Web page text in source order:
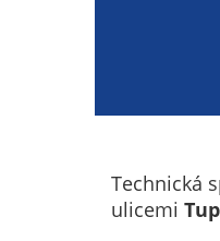
Technická
ulicemi